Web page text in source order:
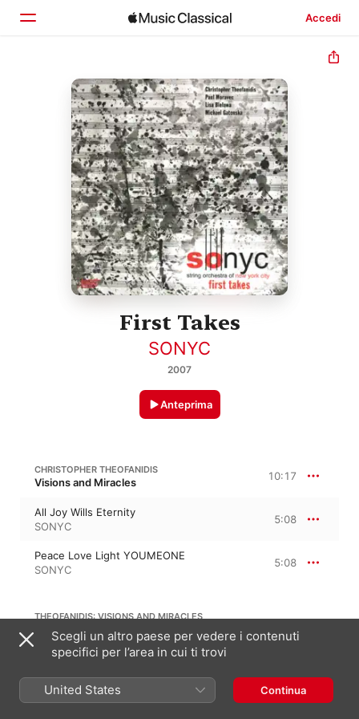
Accedi
Home
Scopri
Cerca
First Takes
SONYC
2007
Anteprima
CHRISTOPHER THEOFANIDIS
Visions and Miracles 10:17
All Joy Wills Eternity
SONYC
5:08
Peace Love Light YOUMEONE
SONYC
5:08
THEOFANIDIS: VISIONS AND MIRACLES
I Add Brilliance to the Sun
PAUL MORAVEC
Scegli un altro paese per vedere i contenuti
specifici per l’area in cui ti trovi
United States Continua